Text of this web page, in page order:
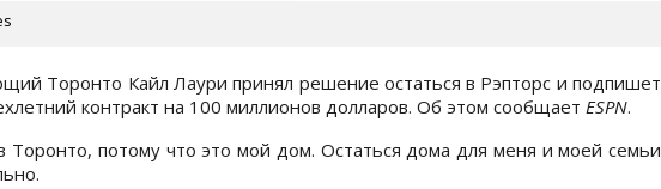
Торонто Кайл Лаури принял решение остаться в Рэпторс и подпишет
контракт на 100 миллионов долларов. Об этом сообщает ESPN.
Торонто, потому что это мой дом. Остаться дома для меня и моей семьи